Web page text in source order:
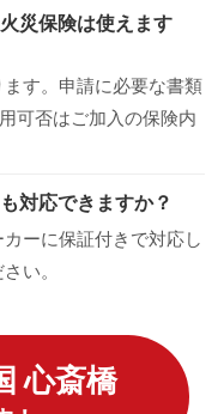
災保険は使えます
す。申請に必要な書類
可否はご加入の保険内
対応できますか？
ーに保証付きで対応し
い。
心斎橋